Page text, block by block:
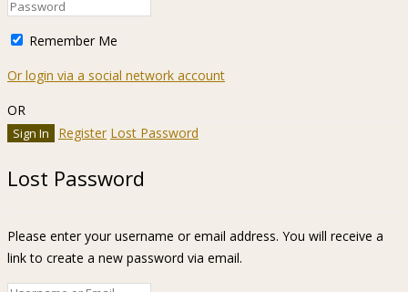
Remember Me
Or login via a social network account
OR
Register Lost Password
Lost Password
Please enter your username or email address. You will receive a
link to create a new password via email.